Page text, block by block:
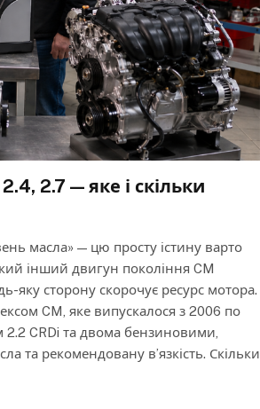
2.7 — яке і скільки
масла» — цю просту істину варто
інший двигун покоління CM
яку сторону скорочує ресурс мотора.
CM, яке випускалося з 2006 по
CRDi та двома бензиновими,
та рекомендовану в’язкість. Скільки